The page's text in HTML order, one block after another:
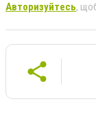
Авторизуйтесь,